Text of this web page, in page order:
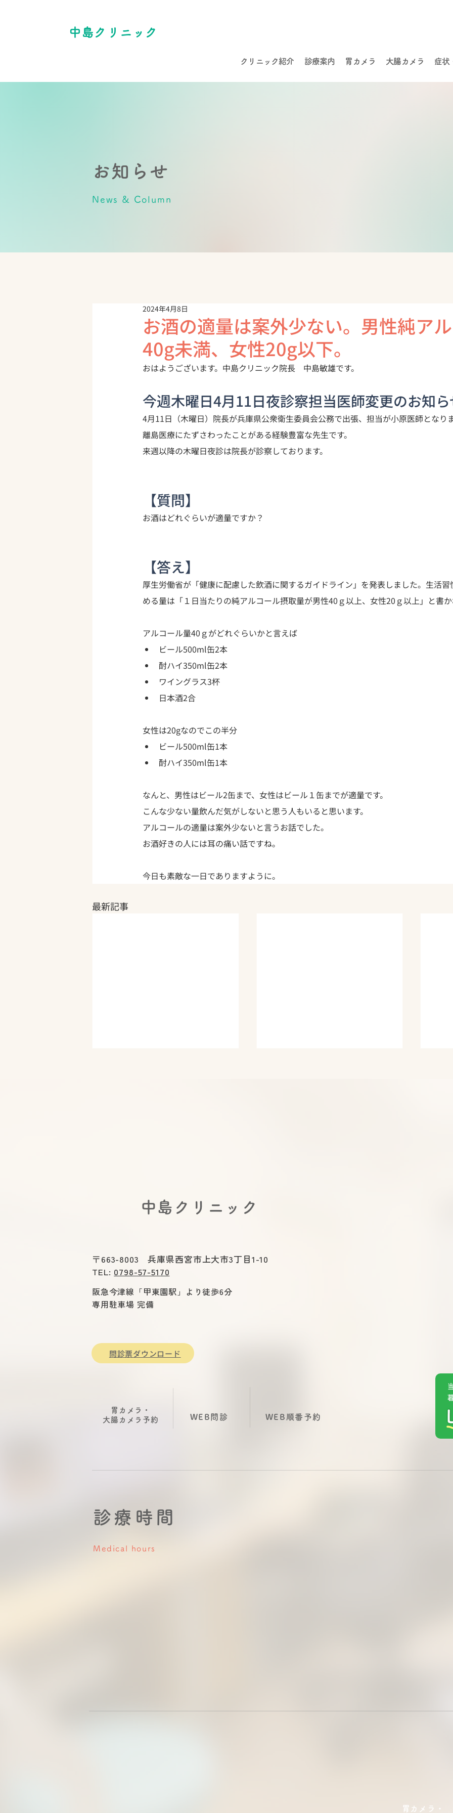
中島クリニック
クリニック紹介 診療案内 胃カメラ 大腸カメラ 症状
お知らせ
News & Column
お酒の適量は案外少ない。男性純ア
40g未満、女性20g以下。
2024年4月8日
おはようございます。中島クリニック院長　中島敏雄です。
今週木曜日4月11日夜診察担当医師変更のお知ら
4月11日（木曜日）院長が兵庫県公衆衛生委員会公務で出張、担当が小原医師となり
離島医療にたずさわったことがある経験豊富な先生です。
来週以降の木曜日夜診は院長が診察しております。
【質問】
お酒はどれぐらいが適量ですか？
【答え】
厚生労働省が「健康に配慮した飲酒に関するガイドライン」を発表しました。生活
める量は「１日当たりの純アルコール摂取量が男性40ｇ以上、女性20ｇ以上」と書か
アルコール量40ｇがどれぐらいかと言えば
ビール500ml缶2本
酎ハイ350ml缶2本
ワイングラス3杯
日本酒2合
女性は20gなのでこの半分
ビール500ml缶1本
酎ハイ350ml缶1本
なんと、男性はビール2缶まで、女性はビール１缶までが適量です。
こんな少ない量飲んだ気がしないと思う人もいると思います。
アルコールの適量は案外少ないと言うお話でした。
お酒好きの人には耳の痛い話ですね。
今日も素敵な一日でありますように。
最新記事
胃カメラ・
​中島クリニック
〒663-8003 兵庫県西宮市上大市3丁目1-10
TEL: 0798-57-5170
阪急今津線「甲東園駅」より徒歩6分
専用駐車場 完備
問診票ダウンロード
WEB問診
胃カメラ・
大腸カメラ ​予約 WEB順番予約
診療時間
Medical hours